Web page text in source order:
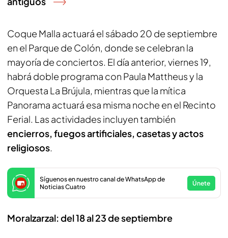
Coque Malla actuará el sábado 20 de septiembre
en el Parque de Colón, donde se celebran la
mayoría de conciertos. El día anterior, viernes 19,
habrá doble programa con Paula Mattheus y la
Orquesta La Brújula, mientras que la mítica
Panorama actuará esa misma noche en el Recinto
Ferial. Las actividades incluyen también
encierros, fuegos artificiales, casetas y actos
religiosos.
Síguenos en nuestro canal de WhatsApp de
Noticias Cuatro
Únete
Moralzarzal: del 18 al 23 de septiembre